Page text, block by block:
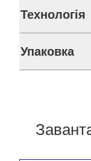
Технологія
Упаковка